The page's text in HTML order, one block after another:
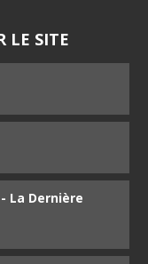
LE SITE
- La Dernière